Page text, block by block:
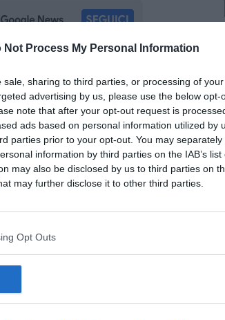
Not Process My Personal Information
sale, sharing to third parties, or processing of
advertising by us, please use the below opt-
note that after your opt-out request is
ads based on personal information utilized by
parties prior to your opt-out. You may
information by third parties on the IAB’s list
may also be disclosed by us to third parties on
may further disclose it to other third parties.
Opt Outs
di posta.